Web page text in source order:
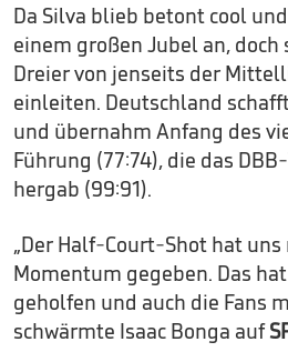
Da Silva blieb betont cool
einem großen Jubel an,
Dreier von jenseits der
einleiten. Deutschland
und übernahm Anfang des
Führung (77:74), die das
hergab (99:91).
„Der Half-Court-Shot hat
Momentum gegeben. Das
geholfen und auch die Fans
schwärmte Isaac Bonga auf